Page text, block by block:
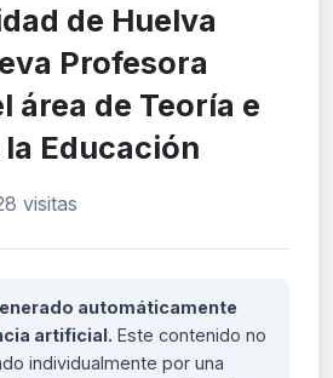
de Huelva
Profesora
área de Teoría e
Educación
visitas
automáticamente
artificial. Este contenido no
individualmente por una